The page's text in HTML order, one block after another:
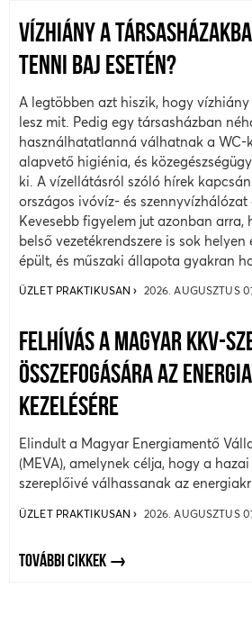
VÍZHIÁNY A
TENNI BAJ ESETÉN?
A legtöbben azt hiszik, hogy
lesz mit. Pedig egy társasházban
használhatatlanná válhatnak a WC-
alapvető higiénia, és
ki. A vízellátásról szóló hírek
országos ivóvíz- és szennyvízhálózat
Kevesebb figyelem jut azonban arra,
belső vezetékrendszere is sok
épült, és műszaki állapota gyakran
ÜZLET PRAKTIKUSAN 2026. AUGUSZTUS
FELHÍVÁS A MAGYAR KKV-
ÖSSZEFOGÁSÁRA AZ
KEZELÉSÉRE
Elindult a Magyar Energiamentő
(MEVA), amelynek célja, hogy a
szereplőivé válhassanak az
ÜZLET PRAKTIKUSAN 2026. AUGUSZTUS
TOVÁBBI CIKKEK